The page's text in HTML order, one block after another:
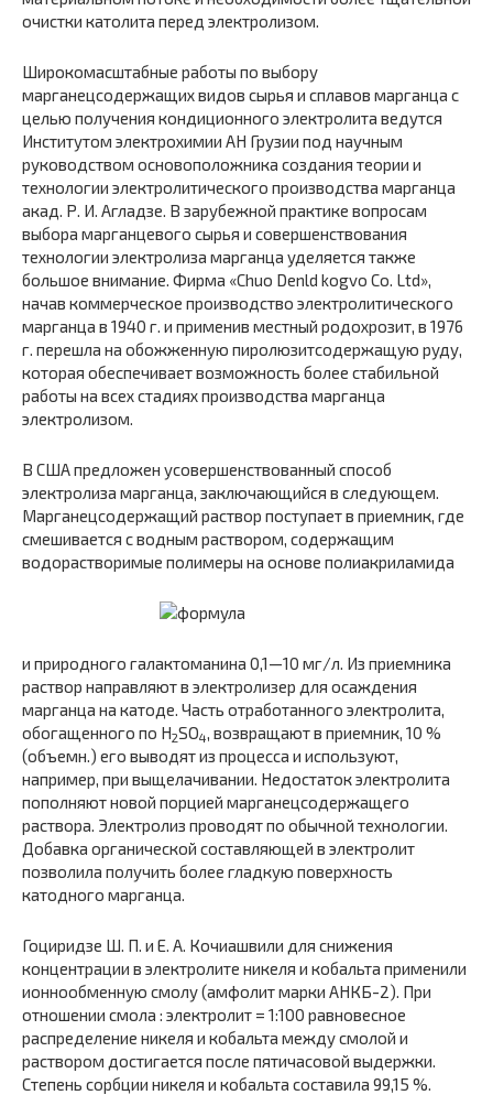
очистки католита перед электролизом.
Широкомасштабные работы по выбору
марганецсодержащих видов сырья и сплавов марганца с
целью получения кондиционного электролита ведутся
Институтом электрохимии АН Грузии под научным
руководством основоположника создания теории и
технологии электролитического производства марганца
акад. Р. И. Агладзе. В зарубежной практике вопросам
выбора марганцевого сырья и совершенствования
технологии электролиза марганца уделяется также
большое внимание. Фирма «Chuo Denld kogvo Со. Ltd»,
начав коммерческое производство электролитического
марганца в 1940 г. и применив местный родохрозит, в 1976
г. перешла на обожженную пиролюзитсодержащую руду,
которая обеспечивает возможность более стабильной
работы на всех стадиях производства марганца
электролизом.
В США предложен усовершенствованный способ
электролиза марганца, заключающийся в следующем.
Марганецсодержащий раствор поступает в приемник, где
смешивается с водным раствором, содержащим
водорастворимые полимеры на основе полиакриламида
и природного галактоманина 0,1—10 мг/л. Из приемника
раствор направляют в электролизер для осаждения
марганца на катоде. Часть отработанного электролита,
обогащенного по H2SO4, возвращают в приемник, 10 %
(объемн.) его выводят из процесса и используют,
например, при выщелачивании. Недостаток электролита
пополняют новой порцией марганецсодержащего
раствора. Электролиз проводят по обычной технологии.
Добавка органической составляющей в электролит
позволила получить более гладкую поверхность
катодного марганца.
Гоциридзе Ш. П. и Е. А. Кочиашвили для снижения
концентрации в электролите никеля и кобальта применили
ионнообменную смолу (амфолит марки АНКБ-2). При
отношении смола : электролит = 1:100 равновесное
распределение никеля и кобальта между смолой и
раствором достигается после пятичасовой выдержки.
Степень сорбции никеля и кобальта составила 99,15 %.